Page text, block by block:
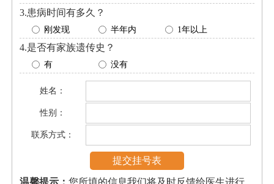
3.患病时间有多久？
刚发现 半年内 1年以上
4.是否有家族遗传史？
有 没有
姓名：
性别：
联系方式：
温馨提示：您所填的信息我们将及时反馈给医生进行